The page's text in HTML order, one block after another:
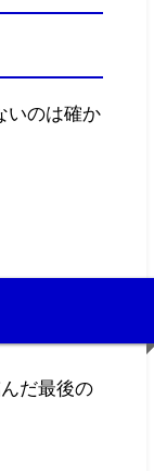
いのは確か
だ最後の